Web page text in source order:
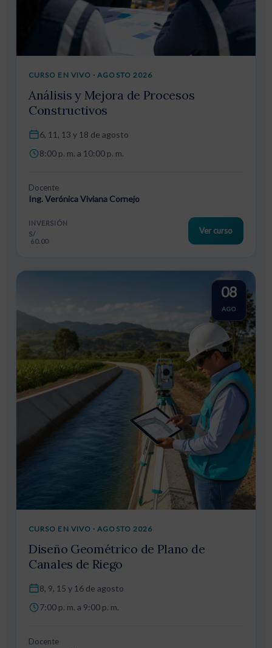
CURSO EN VIVO · AGOSTO 2026
Análisis y Mejora de Procesos
Constructivos
6, 11, 13 y 18 de agosto
8:00 p. m. a 10:00 p. m.
Docente
Ing. Verónica Viviana Cornejo
INVERSIÓN
S/
60.00
Ver curso
08
AGO
CURSO EN VIVO · AGOSTO 2026
Diseño Geométrico de Plano de
Canales de Riego
8, 9, 15 y 16 de agosto
7:00 p. m. a 9:00 p. m.
Docente